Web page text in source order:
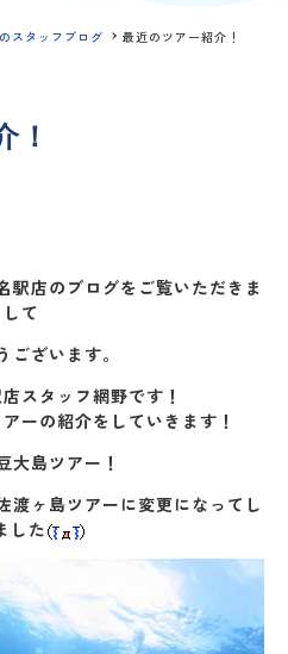
スタッフブログ 最近のツアー紹介！
！
駅店のブログをご覧いただきま
して
ございます。
スタッフ網野です！
ーの紹介をしていきます！
大島ツアー！
渡ヶ島ツアーに変更になってし
した